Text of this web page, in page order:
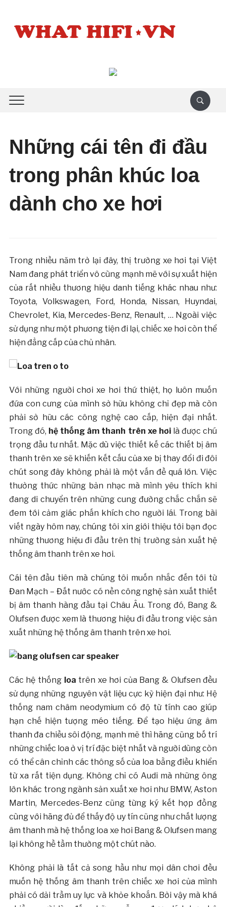
Những cái tên đi đầu
trong phân khúc loa
dành cho xe hơi
Trong nhiều năm trở lại đây, thị trường xe hơi tại Việt
Nam đang phát triển vô cùng mạnh mẽ với sự xuất hiện
của rất nhiều thương hiệu danh tiếng khác nhau như:
Toyota, Volkswagen, Ford, Honda, Nissan, Huyndai,
Chevrolet, Kia, Mercedes-Benz, Renault, … Ngoài việc
sử dụng như một phương tiện đi lại, chiếc xe hơi còn thể
hiện đẳng cấp của chủ nhân.
Với những người chơi xe hơi thứ thiệt, họ luôn muốn
đứa con cưng của mình sở hữu không chỉ đẹp mà còn
phải sở hữu các công nghệ cao cấp, hiện đại nhất.
Trong đó, hệ thống âm thanh trên xe hơilà được chú
trọng đầu tư nhất. Mặc dù việc thiết kế các thiết bị âm
thanh trên xe sẽ khiến kết cấu của xe bị thay đổi đi đôi
chút song đây không phải là một vấn đề quá lớn. Việc
thưởng thức những bản nhạc mà mình yêu thích khi
đang di chuyển trên những cung đường chắc chắn sẽ
đem tới cảm giác phấn khích cho người lái. Trong bài
viết ngày hôm nay, chúng tôi xin giới thiệu tới bạn đọc
những thương hiệu đi đầu trên thị trường sản xuất hệ
thống âm thanh trên xe hơi.
Cái tên đầu tiên mà chúng tôi muốn nhắc đến tới từ
Đan Mạch – Đất nước có nền công nghệ sản xuất thiết
bị âm thanh hàng đầu tại Châu Âu. Trong đó, Bang &
Olufsen được xem là thương hiệu đi đầu trong việc sản
xuất những hệ thống âm thanh trên xe hơi.
Các hệ thống loa trên xe hơi của Bang & Olufsen đều
sử dụng những nguyên vật liệu cực kỳ hiện đại như: Hệ
thống nam châm neodymium có độ từ tính cao giúp
hạn chế hiện tượng méo tiếng. Để tạo hiệu ứng âm
thanh đa chiều sôi động, mạnh mẽ thì hãng cũng bố trí
những chiếc loa ở vị trí đặc biệt nhất và người dùng còn
có thể cân chỉnh các thông số của loa bằng điều khiển
từ xa rất tiện dụng. Không chỉ có Audi mà những ông
lớn khác trong ngành sản xuất xe hơi như BMW, Aston
Martin, Mercedes-Benz cũng từng ký kết hợp đồng
cùng với hãng đủ để thấy độ uy tín cũng như chất lượng
âm thanh mà hệ thống loa xe hơi Bang & Olufsen mang
lại không hề tầm thường một chút nào.
Không phải là tất cả song hầu như mọi dân chơi đều
muốn hệ thống âm thanh trên chiếc xe hơi của mình
phải có dải trầm uy lực và khỏe khoắn. Bởi vậy mà khá